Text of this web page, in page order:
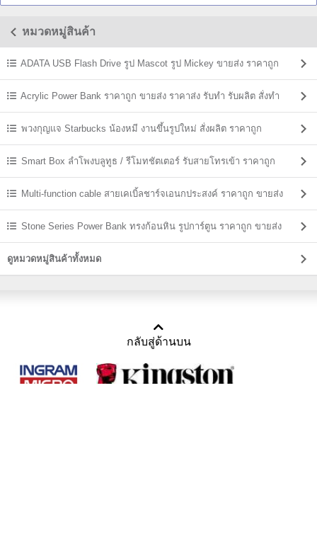
หมวดหมู่สินค้า
ADATA USB Flash Drive รูป Mascot รูป Mickey ขายส่ง ราคาถูก
Acrylic Power Bank ราคาถูก ขายส่ง ราคาส่ง รับทำ รับผลิต สั่งทำ
พวงกุญแจ Starbucks น้องหมี งานขึ้นรูปใหม่ สั่งผลิต ราคาถูก
Smart Box ลำโพงบลูทูธ / รีโมทชัตเตอร์ รับสายโทรเข้า ราคาถูก
Multi-function cable สายเคเบิ้ลชาร์จเอนกประสงค์ ราคาถูก ขายส่ง
Stone Series Power Bank ทรงก้อนหิน รูปการ์ตูน ราคาถูก ขายส่ง
ดูหมวดหมู่สินค้าทั้งหมด
กลับสู่ด้านบน